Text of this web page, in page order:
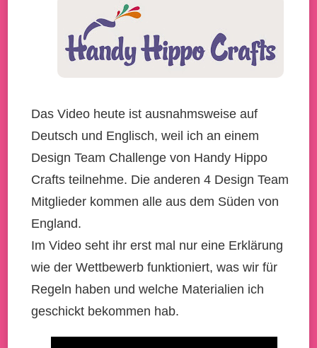
Das Video heute ist ausnahmsweise auf
Deutsch und Englisch, weil ich an einem
Design Team Challenge von Handy Hippo
Crafts teilnehme. Die anderen 4 Design Team
Mitglieder kommen alle aus dem Süden von
England.
Im Video seht ihr erst mal nur eine Erklärung
wie der Wettbewerb funktioniert, was wir für
Regeln haben und welche Materialien ich
geschickt bekommen hab.